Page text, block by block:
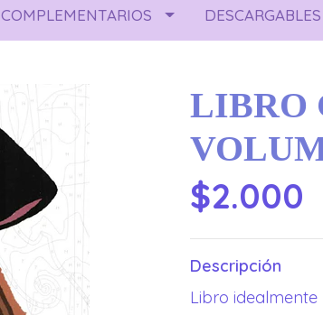
COMPLEMENTARIOS DESCARGABLES
LIBRO
$2.000
Descripción
Libro